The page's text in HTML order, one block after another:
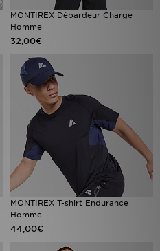
MONTIREX Débardeur Charge
Homme
32,00€
MONTIREX T-shirt Endurance
Homme
44,00€